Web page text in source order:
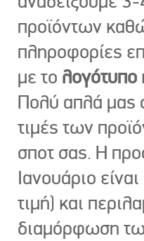
προϊόντων
πληροφορίες
με το λογότυπο
Πολύ απλά μας
τιμές των
σποτ σας. Η
Ιανουάριο είναι
τιμή) και
διαμόρφωση